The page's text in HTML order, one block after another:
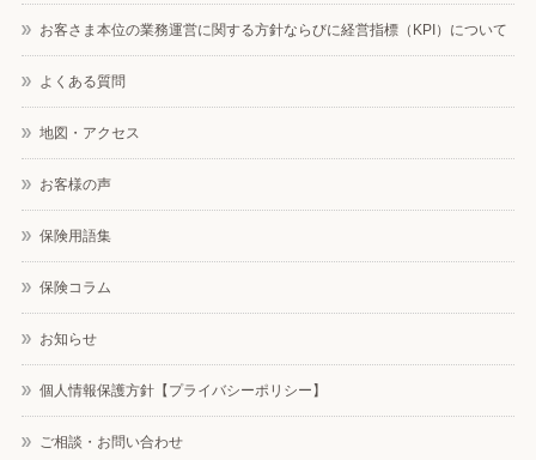
お客さま本位の業務運営に関する方針ならびに経営指標（KPI）について
よくある質問
地図・アクセス
お客様の声
保険用語集
保険コラム
お知らせ
個人情報保護方針【プライバシーポリシー】
ご相談・お問い合わせ